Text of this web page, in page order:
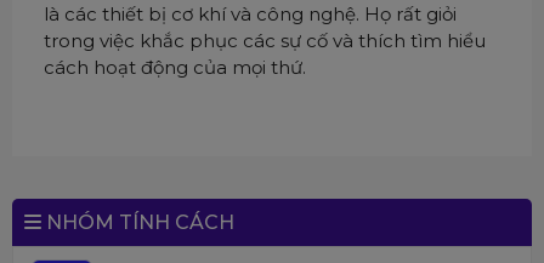
là các thiết bị cơ khí và công nghệ. Họ rất giỏi
trong việc khắc phục các sự cố và thích tìm hiểu
cách hoạt động của mọi thứ.
NHÓM TÍNH CÁCH